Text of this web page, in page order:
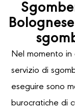
Nel momento in
servizio di
eseguire sono
burocratiche di